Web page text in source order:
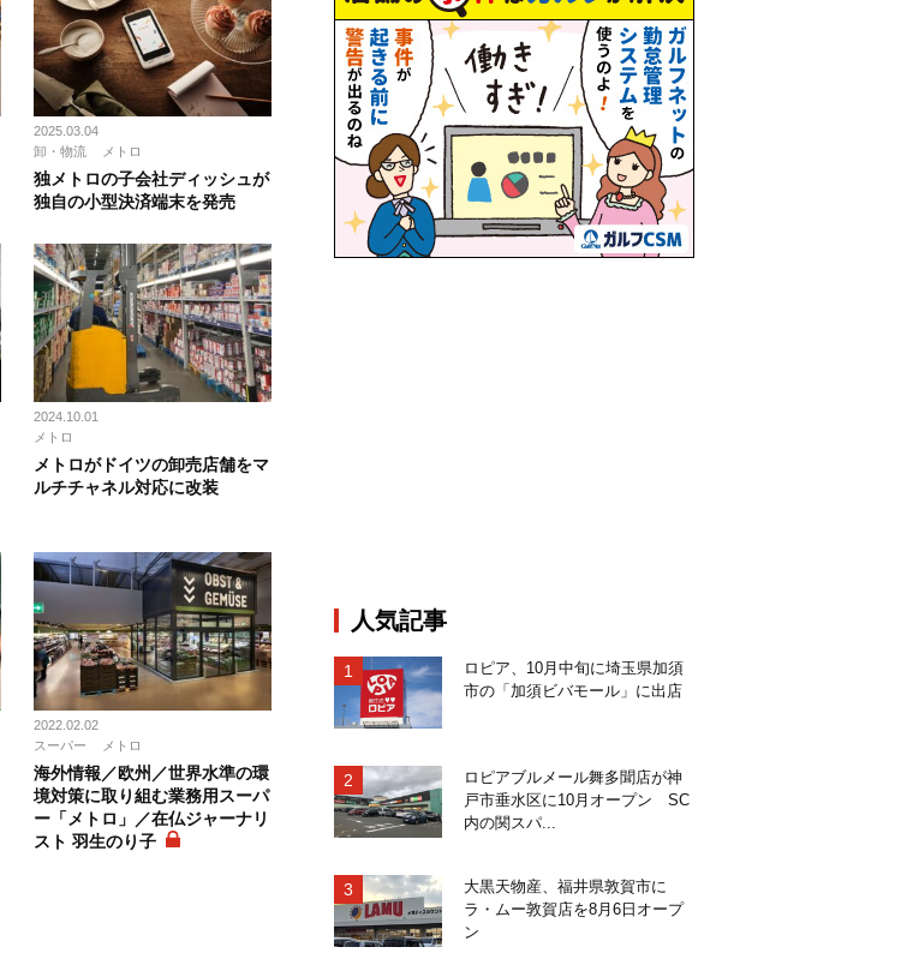
2025.03.04
卸・物流
メトロ
独メトロの子会社ディッシュが
独自の小型決済端末を発売
2024.10.01
メトロ
メトロがドイツの卸売店舗をマ
ルチチャネル対応に改装
2022.02.02
スーパー
メトロ
海外情報／欧州／世界水準の環
境対策に取り組む業務用スーパ
ー「メトロ」／在仏ジャーナリ
スト 羽生のり子
人気記事
ロピア、10月中旬に埼玉県加須
市の「加須ビバモール」に出店
ロピアブルメール舞多聞店が神
戸市垂水区に10月オープン SC
内の関スパ...
大黒天物産、福井県敦賀市に
ラ・ムー敦賀店を8月6日オープ
ン